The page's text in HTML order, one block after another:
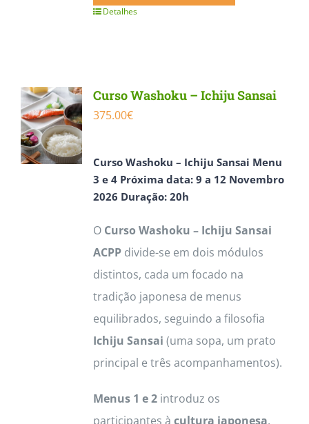
Detalhes
Curso Washoku – Ichiju Sansai
375.00€
Curso Washoku – Ichiju Sansai Menu
3 e 4 Próxima data: 9 a 12 Novembro
2026 Duração: 20h
O Curso Washoku – Ichiju Sansai
ACPPdivide-se em dois módulos
distintos, cada um focado na
tradição japonesa de menus
equilibrados, seguindo a filosofia
Ichiju Sansai (uma sopa, um prato
principal e três acompanhamentos).
Menus 1 e 2introduz os
participantes à cultura japonesa,